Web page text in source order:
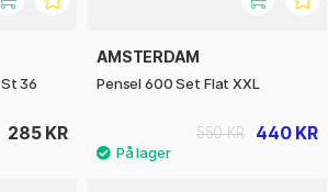
36
285 KR
AMSTERDAM
Pensel 600 Set Flat XXL
440 KR
550 KR